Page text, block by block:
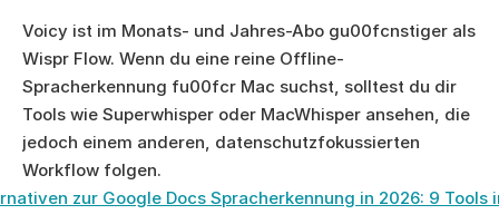
Voicy ist im Monats- und Jahres-Abo gu00fcnstiger als
Wispr Flow. Wenn du eine reine Offline-
Spracherkennung fu00fcr Mac suchst, solltest du dir
Tools wie Superwhisper oder MacWhisper ansehen, die
jedoch einem anderen, datenschutzfokussierten
Workflow folgen.
zur Google Docs Spracherkennung in 2026: 9 Tools